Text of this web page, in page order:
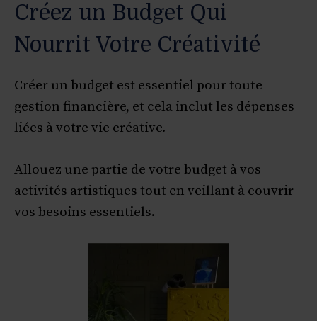
Créez un Budget Qui
Nourrit Votre Créativité
Créer un budget est essentiel pour toute
gestion financière, et cela inclut les dépenses
liées à votre vie créative.
Allouez une partie de votre budget à vos
activités artistiques tout en veillant à couvrir
vos besoins essentiels.